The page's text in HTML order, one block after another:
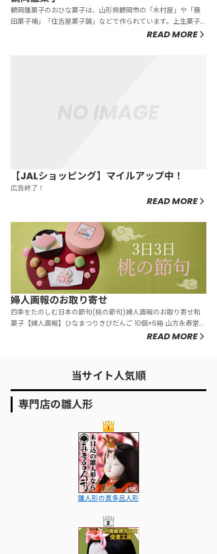
鶴岡雛菓子のおひな菓子は、山形県鶴岡市の「木村屋」や「藤
田菓子補」「住吉屋菓子舗」などで作られています。上生菓子
で作られたタイやエビ、サクラマスの切り身、庄内柿、孟宗
READ MORE
【JALショッピング】マイルアップ中！
広告終了！
READ MORE
婦人画報のお取り寄せ
四季をたのしむ日本の節句(桃の節句)婦人画報のお取り寄せ和
菓子【婦人画報】ひなまつりきびだんご 10個×6箱 山方永寿堂
【婦人画報】【婦人画報限定】おはぎ 7種7個(3箱) うめとおは
READ MORE
当サイト人気順
専門店の雛人形
雛人形の真多呂人形